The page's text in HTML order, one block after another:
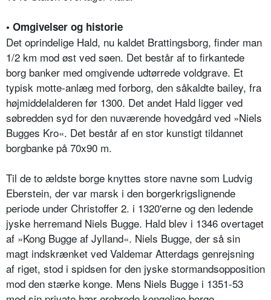
• Omgivelser og historie
Det oprindelige Hald, nu kaldet Brattingsborg, finder man
1/2 km mod øst ved søen. Det består af to firkantede
borg banker med omgivende udtørrede voldgrave. Et
typisk motte-anlæg med forborg, den såkaldte bailey, fra
højmiddelalderen før 1300. Det andet Hald ligger ved
søbredden syd for den nuværende hovedgård ved »Niels
Bugges Kro«. Det består af en stor kunstigt tildannet
borgbanke på 70x90 m.
Til de to ældste borge knyttes store navne som Ludvig
Eberstein, der var marsk i den borgerkrigslignende
periode under Christoffer 2. i 1320'erne og den ledende
jyske herremand Niels Bugge. Hald blev i 1346 overtaget
af »Kong Bugge af Jylland«. Niels Bugge, der så sin
magt indskrænket ved Valdemar Atterdags genrejsning
af riget, stod i spidsen for den jyske stormandsopposition
mod den stærke konge. Mens Niels Bugge i 1351-53